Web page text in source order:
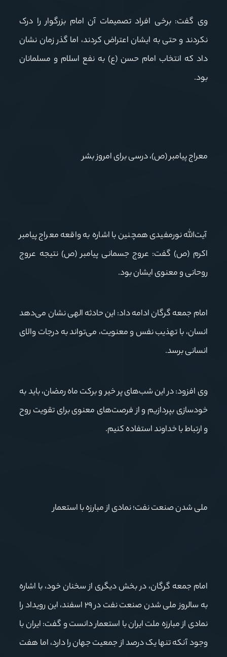
وی گفت: برخی افراد تصمیمات آن امام بزرگوار را درک
نکردند و حتی به ایشان اعتراض کردند، اما گذر زمان نشان
داد که انتخاب امام حسن (ع) به نفع اسلام و مسلمانان
بود.
معراج پیامبر (ص)، درسی برای امروز بشر
آیت‌الله نورمفیدی همچنین با اشاره به واقعه معراج پیامبر
اکرم (ص) گفت: عروج جسمانی پیامبر (ص) نتیجه عروج
روحانی و معنوی ایشان بود.
امام جمعه گرگان ادامه داد: این حادثه الهی نشان می‌دهد
انسان، با تهذیب نفس و معنویت، می‌تواند به درجات والای
انسانی برسد.
وی افزود: در این شب‌های پر خیر و برکت ماه رمضان، باید به
خودسازی بپردازیم و از فرصت‌های معنوی برای تقویت روح
و ارتباط با خداوند استفاده کنیم.
ملی شدن صنعت نفت؛ نمادی از مبارزه با استعمار
امام جمعه گرگان، در بخش دیگری از سخنان خود، با اشاره
به سالروز ملی شدن صنعت نفت در ۲۹ اسفند، این رویداد را
نمادی از مبارزه ملت ایران با استعمار دانست و گفت: ایران با
وجود آنکه تنها یک درصد از جمعیت جهان را دارد، اما هفت